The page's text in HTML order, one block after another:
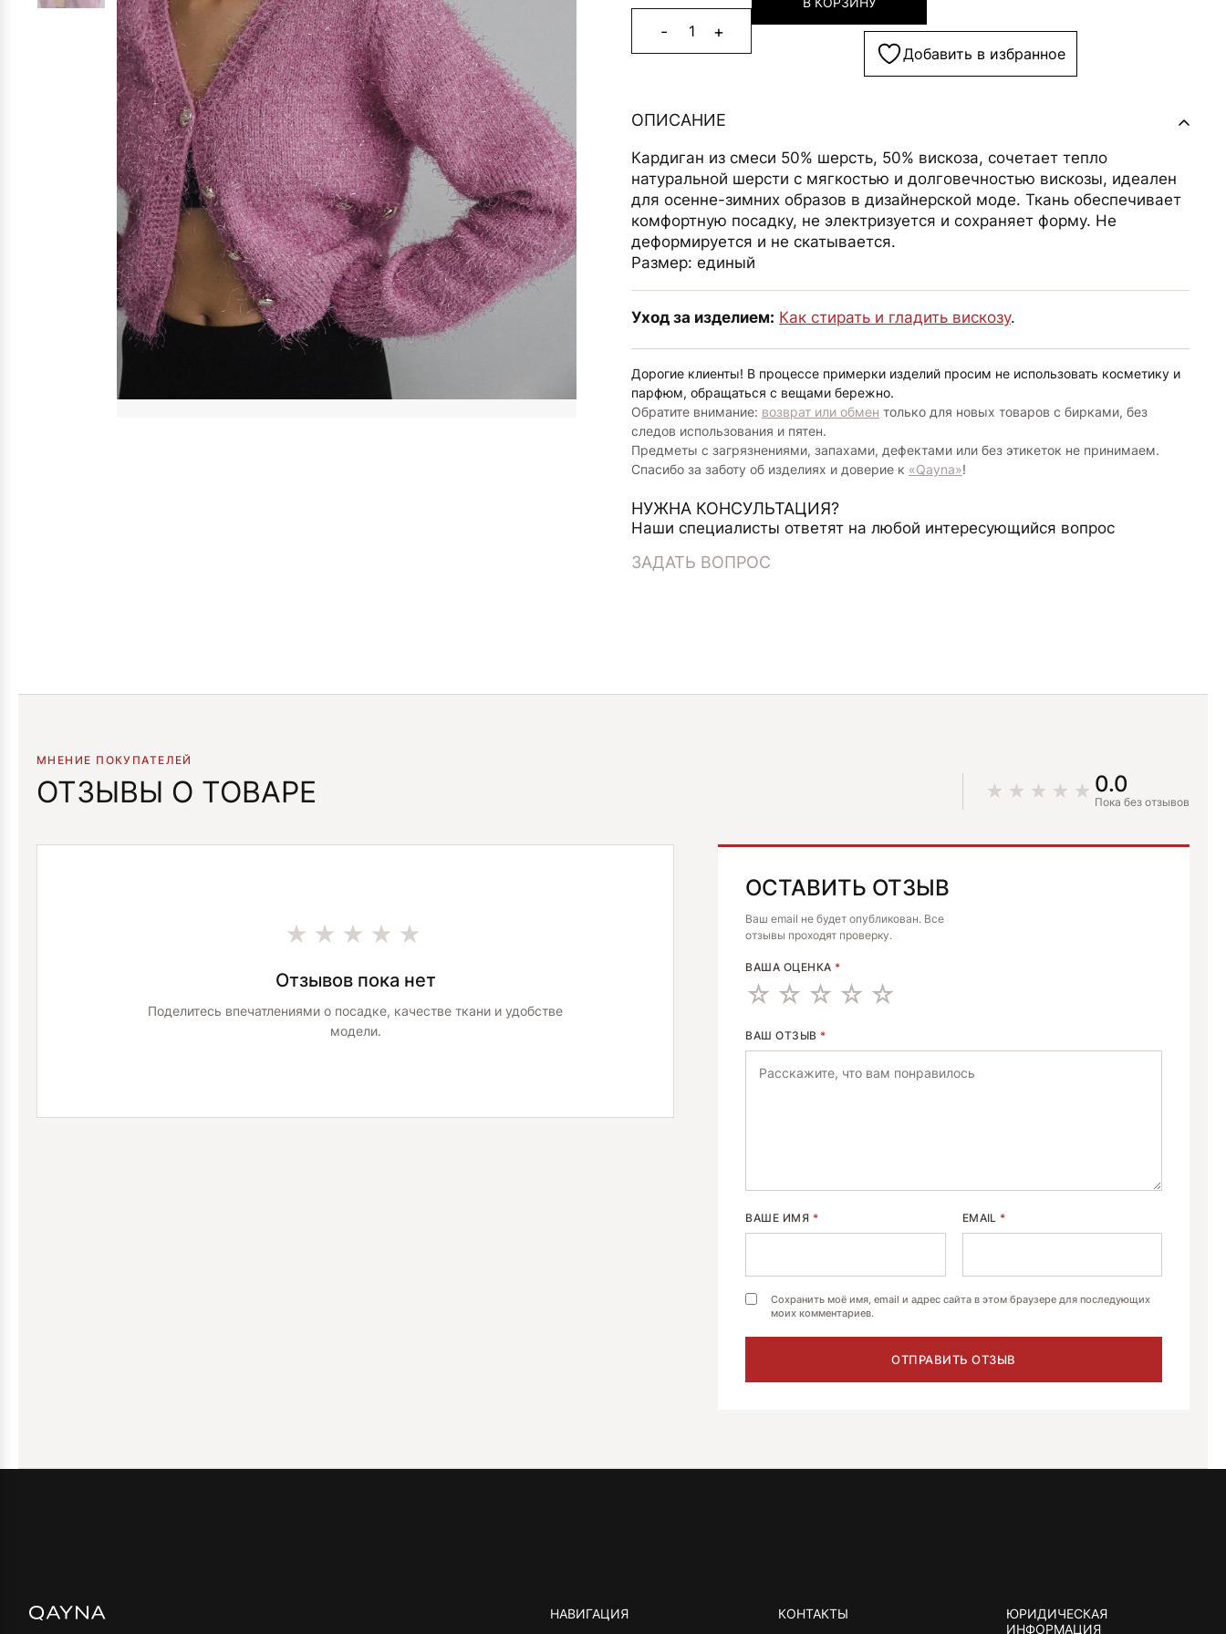
- 1 +
Добавить в избранное
Alternative:
ОПИСАНИЕ
Кардиган из смеси 50% шерсть, 50% вискоза, сочетает тепло
натуральной шерсти с мягкостью и долговечностью вискозы, идеален
для осенне-зимних образов в дизайнерской моде. Ткань обеспечивает
комфортную посадку, не электризуется и сохраняет форму. Не
деформируется и не скатывается.
Размер: единый
Уход за изделием: Как стирать и гладить вискозу.
Дорогие клиенты! В процессе примерки изделий просим не использовать косметику и
парфюм, обращаться с вещами бережно.
Обратите внимание: возврат или обмен только для новых товаров с бирками, без
следов использования и пятен.
Предметы с загрязнениями, запахами, дефектами или без этикеток не принимаем.
Спасибо за заботу об изделиях и доверие к «Qayna»!
НУЖНА КОНСУЛЬТАЦИЯ?
Наши специалисты ответят на любой интересующийся вопрос
ЗАДАТЬ ВОПРОС
МНЕНИЕ ПОКУПАТЕЛЕЙ
ОТЗЫВЫ О ТОВАРЕ 0.0
Пока без отзывов
★★★★★
Отзывов пока нет
Поделитесь впечатлениями о посадке, качестве ткани и удобстве
модели.
ОСТАВИТЬ ОТЗЫВ
Ваш email не будет опубликован. Все
отзывы проходят проверку.
ВАША ОЦЕНКА *
ВАШ ОТЗЫВ *
ВАШЕ ИМЯ * EMAIL *
Сохранить моё имя, email и адрес сайта в этом браузере для последующих
моих комментариев.
ALTERNATIVE:
НАВИГАЦИЯ КОНТАКТЫ
ЮРИДИЧЕСКАЯ
ИНФОРМАЦИЯ